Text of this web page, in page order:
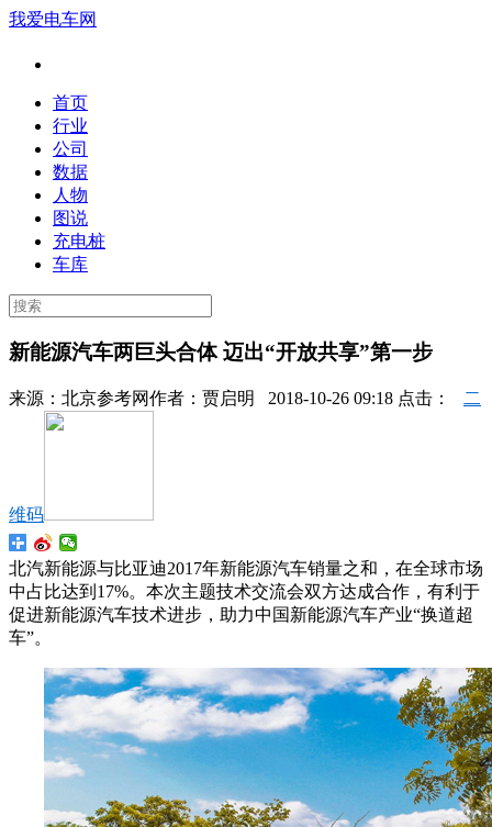
我爱电车网
首页
行业
公司
数据
人物
图说
充电桩
车库
新能源汽车两巨头合体 迈出“开放共享”第一步
来源： 北京参考网作者： 贾启明 2018-10-26 09:18 点击： 二
维码
北汽新能源与比亚迪2017年新能源汽车销量之和，在全球市场
中占比达到17%。本次主题技术交流会双方达成合作，有利于
促进新能源汽车技术进步，助力中国新能源汽车产业“换道超
车”。